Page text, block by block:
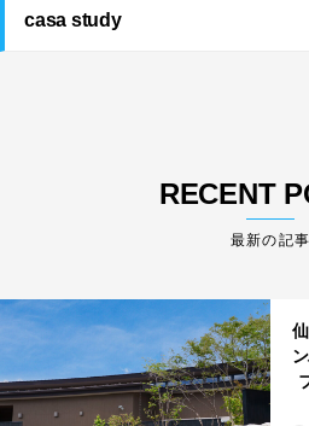
casa study
RECENT
最新の記事